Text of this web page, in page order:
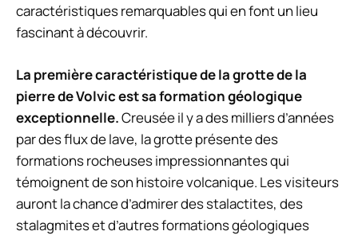
caractéristiques remarquables qui en font un lieu
fascinant à découvrir.
La première caractéristique de la grotte de la
pierre de Volvic est sa formation géologique
exceptionnelle.Creusée il y a des milliers d’années
par des flux de lave, la grotte présente des
formations rocheuses impressionnantes qui
témoignent de son histoire volcanique. Les visiteurs
auront la chance d’admirer des stalactites, des
stalagmites et d’autres formations géologiques